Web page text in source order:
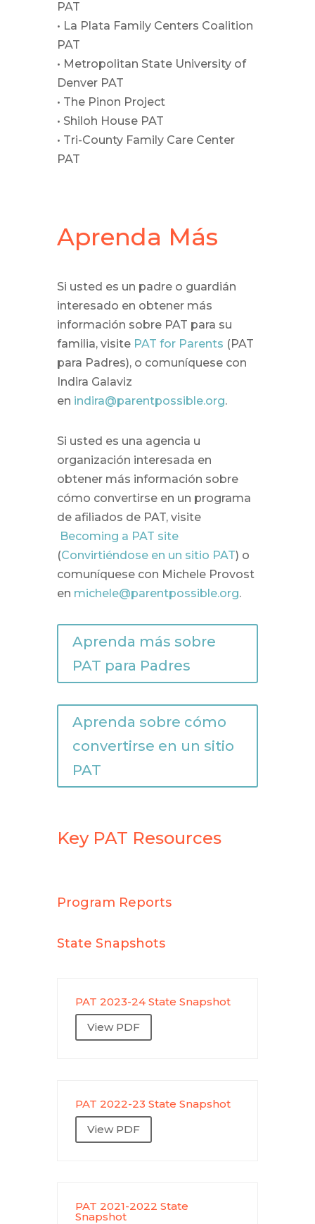
PAT
• La Plata Family Centers Coalition
PAT
• Metropolitan State University of
Denver PAT
• The Pinon Project
• Shiloh House PAT
• Tri-County Family Care Center
PAT
Aprenda Más
Si usted es un padre o guardián
interesado en obtener más
información sobre PAT para su
familia, visite PAT for Parents (PAT
para Padres), o comuníquese con
Indira Galaviz
en indira@parentpossible.org.
Si usted es una agencia u
organización interesada en
obtener más información sobre
cómo convertirse en un programa
de afiliados de PAT, visite
Becoming a PAT site
(Convirtiéndose en un sitio PAT) o
comuníquese con Michele Provost
en michele@parentpossible.org.
Aprenda más sobre
PAT para Padres
Aprenda sobre cómo
convertirse en un sitio
PAT
Key PAT Resources
Program Reports
State Snapshots
PAT 2023-24 State Snapshot
View PDF
PAT 2022-23 State Snapshot
View PDF
PAT 2021-2022 State
Snapshot